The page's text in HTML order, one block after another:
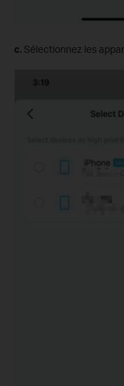
c. Sélectionnez les